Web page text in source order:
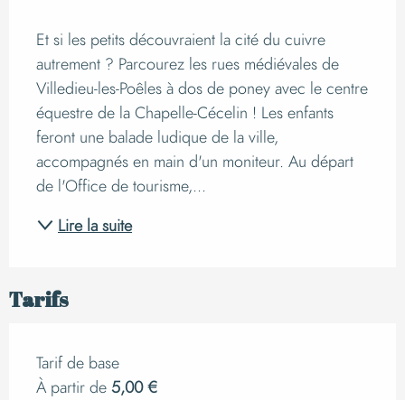
Description
Et si les petits découvraient la cité du cuivre
autrement ? Parcourez les rues médiévales de
Villedieu-les-Poêles à dos de poney avec le centre
équestre de la Chapelle-Cécelin ! Les enfants
feront une balade ludique de la ville,
accompagnés en main d'un moniteur. Au départ
de l'Office de tourisme,...
Lire la suite
Tarifs
Tarif de base
À partir de 5,00 €